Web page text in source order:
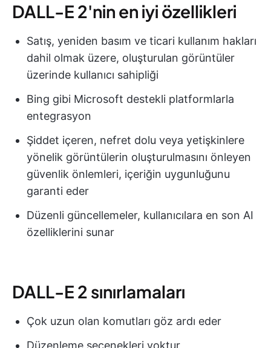
DALL-E 2'nin en iyi özellikleri
Satış, yeniden basım ve ticari kullanım hakları
dahil olmak üzere, oluşturulan görüntüler
üzerinde kullanıcı sahipliği
Bing gibi Microsoft destekli platformlarla
entegrasyon
Şiddet içeren, nefret dolu veya yetişkinlere
yönelik görüntülerin oluşturulmasını önleyen
güvenlik önlemleri, içeriğin uygunluğunu
garanti eder
Düzenli güncellemeler, kullanıcılara en son AI
özelliklerini sunar
DALL-E 2 sınırlamaları
Çok uzun olan komutları göz ardı eder